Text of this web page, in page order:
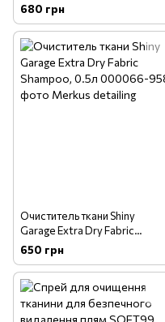
680 грн
Очиститель ткани Shiny
Garage Extra Dry Fabric
Shampoo, 0.5л
650 грн